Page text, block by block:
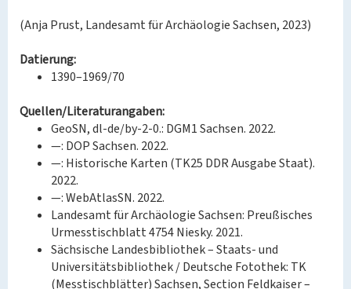
(Anja Prust, Landesamt für Archäologie Sachsen, 2023)
Datierung:
1390–1969/70
Quellen/Literaturangaben:
GeoSN, dl-de/by-2-0.: DGM1 Sachsen. 2022.
—: DOP Sachsen. 2022.
—: Historische Karten (TK25 DDR Ausgabe Staat).
2022.
—: WebAtlasSN. 2022.
Landesamt für Archäologie Sachsen: Preußisches
Urmesstischblatt 4754 Niesky. 2021.
Sächsische Landesbibliothek – Staats- und
Universitätsbibliothek / Deutsche Fotothek: TK
(Messtischblätter) Sachsen, Section Feldkaiser –